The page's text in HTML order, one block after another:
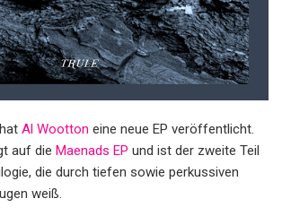
hat Al Wootton eine neue EP veröffentlicht.
auf die Maenads EP und ist der zweite Teil
die durch tiefen sowie perkussiven
weiß.